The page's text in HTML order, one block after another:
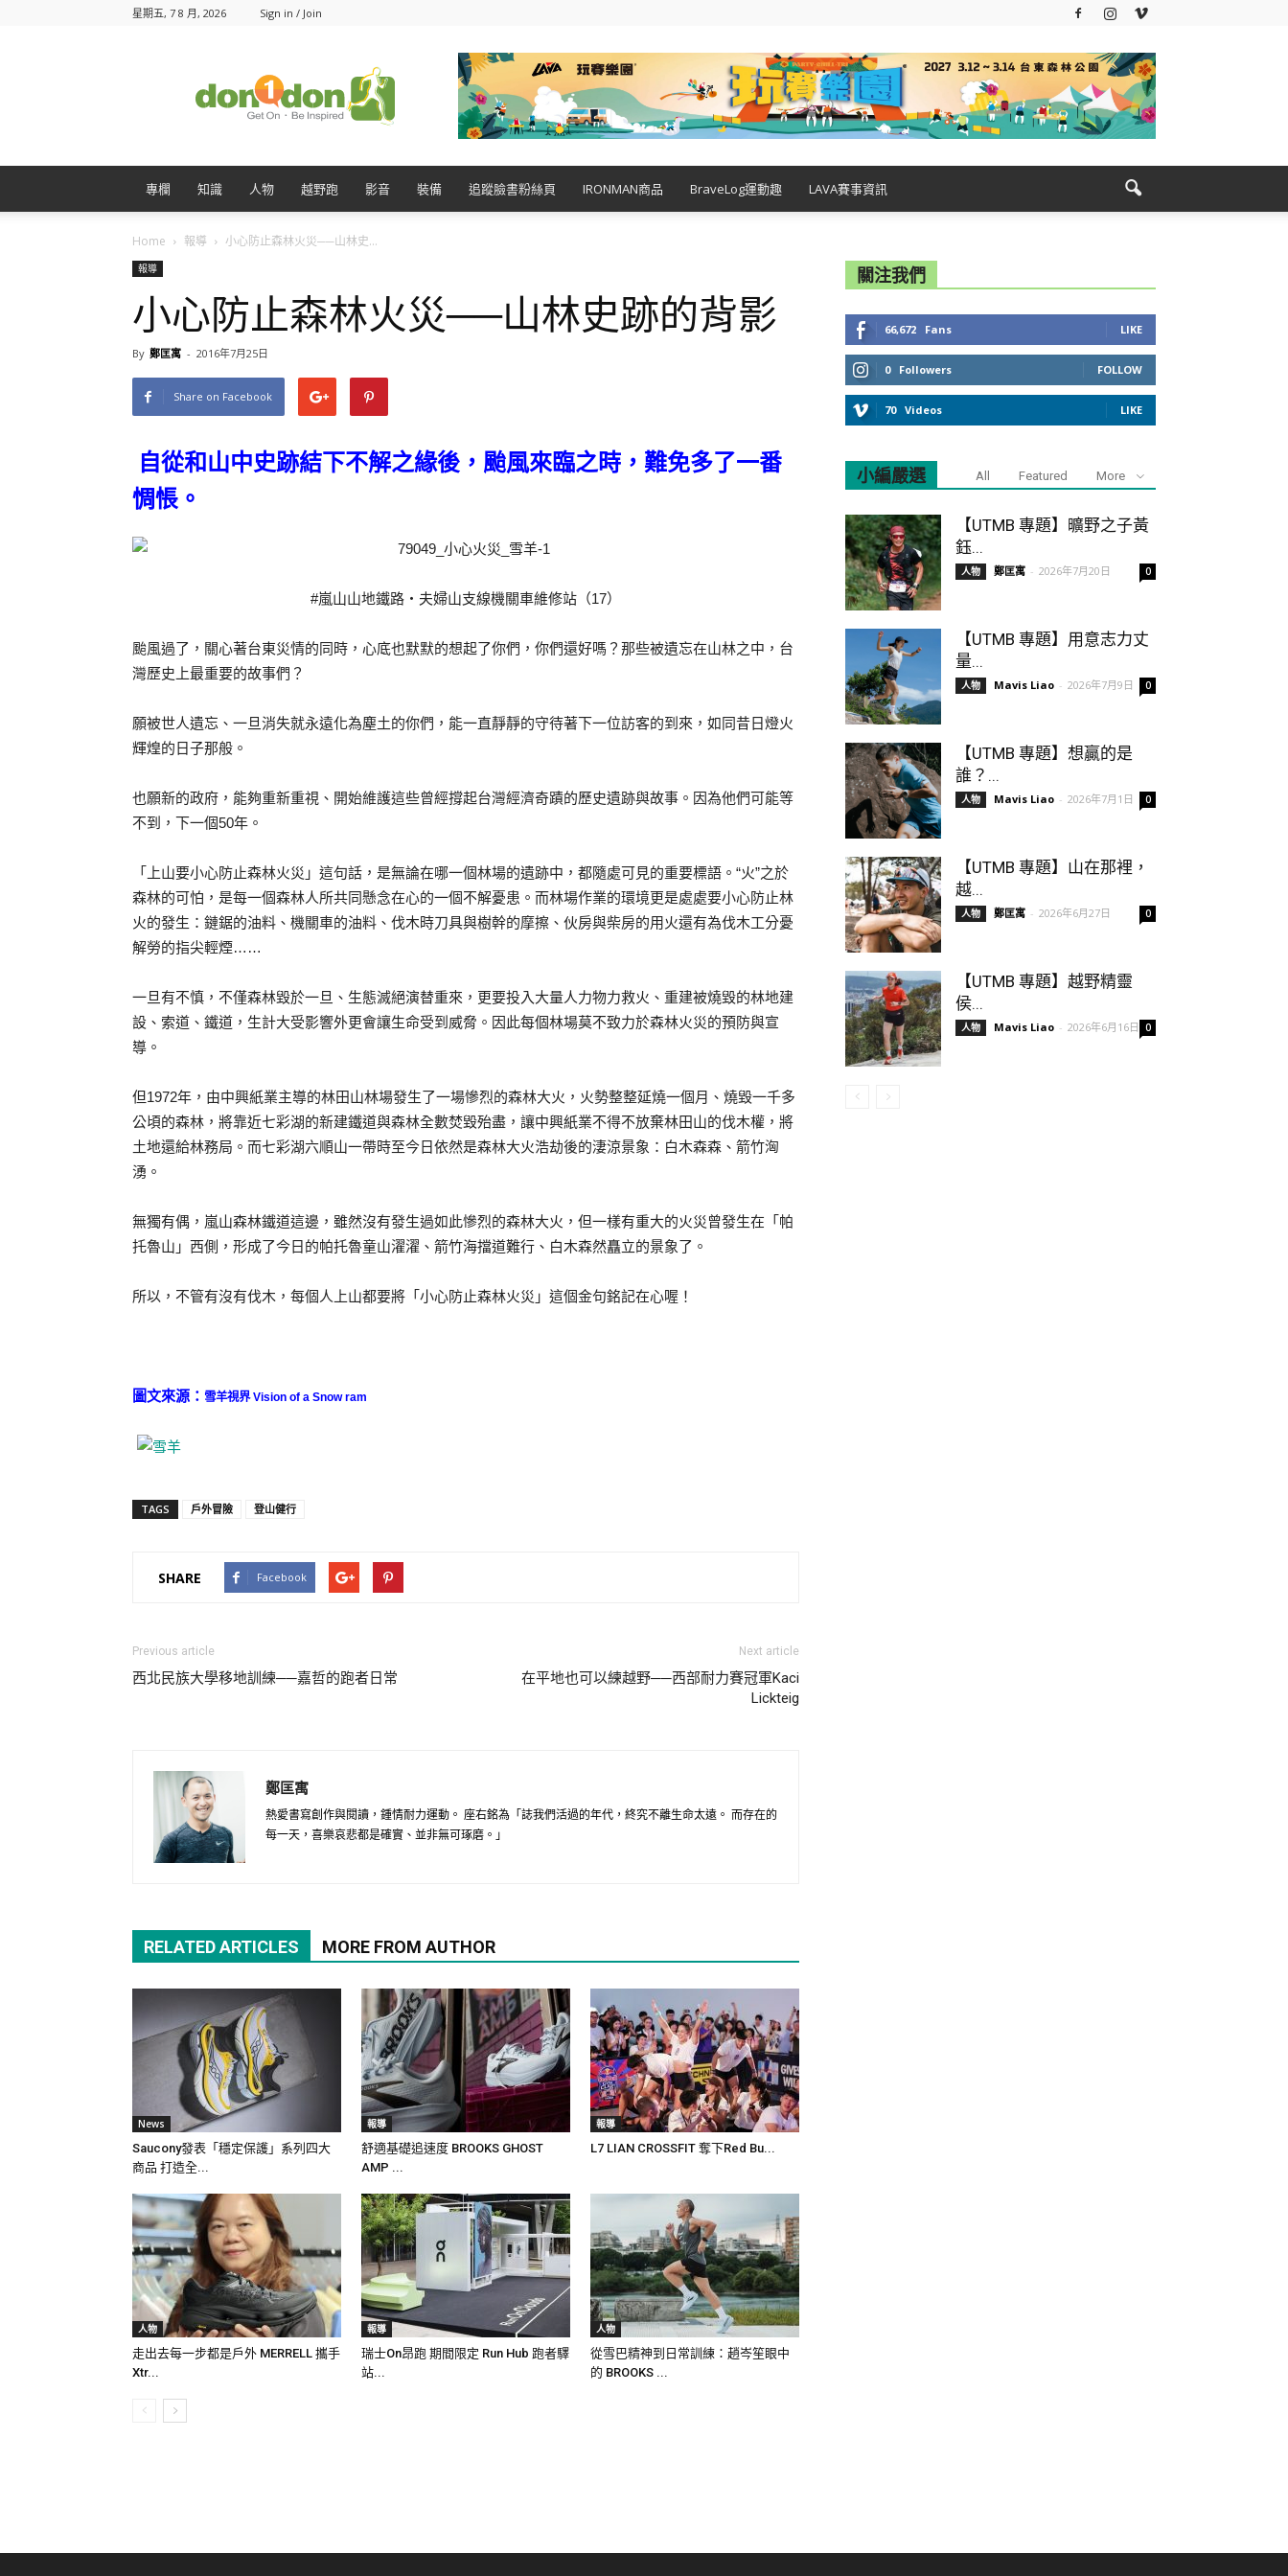
星期五, 7 8 月, 2026 Sign in / Join
專欄 知識 人物 越野跑 影音 裝備 追蹤臉書粉絲頁 IRONMAN商品 BraveLog運動趣 LAVA賽事資訊
Home 報導 小心防止森林火災──山林史...
報導
小心防止森林火災──山林史跡的背影
By 鄭匡寓 - 2016年7月25日
Share on Facebook
自從和山中史跡結下不解之緣後，颱風來臨之時，難免多了一番
惆悵。
‪#‎嵐山山地鐵路‬・夫婦山支線機關車維修站（17）
颱風過了，關心著台東災情的同時，心底也默默的想起了你們，你們還好嗎？那些被遺忘在山林之中，台
灣歷史上最重要的故事們？
願被世人遺忘、一旦消失就永遠化為塵土的你們，能一直靜靜的守待著下一位訪客的到來，如同昔日燈火
輝煌的日子那般。
也願新的政府，能夠重新重視、開始維護這些曾經撐起台灣經濟奇蹟的歷史遺跡與故事。因為他們可能等
不到，下一個50年。
「上山要小心防止森林火災」這句話，是無論在哪一個林場的遺跡中，都隨處可見的重要標語。“火”之於
森林的可怕，是每一個森林人所共同懸念在心的一個不解憂患。而林場作業的環境更是處處要小心防止林
火的發生：鏈鋸的油料、機關車的油料、伐木時刀具與樹幹的摩擦、伙房與柴房的用火還有為伐木工分憂
解勞的指尖輕煙……
一旦有不慎，不僅森林毀於一旦、生態滅絕演替重來，更要投入大量人力物力救火、重建被燒毀的林地建
設、索道、鐵道，生計大受影響外更會讓生命受到威脅。因此每個林場莫不致力於森林火災的預防與宣
導。
但1972年，由中興紙業主導的林田山林場發生了一場慘烈的森林大火，火勢整整延燒一個月、燒毀一千多
公頃的森林，將靠近七彩湖的新建鐵道與森林全數焚毀殆盡，讓中興紙業不得不放棄林田山的伐木權，將
土地還給林務局。而七彩湖六順山一帶時至今日依然是森林大火浩劫後的淒涼景象：白木森森、箭竹洶
湧。
無獨有偶，嵐山森林鐵道這邊，雖然沒有發生過如此慘烈的森林大火，但一樣有重大的火災曾發生在「帕
托魯山」西側，形成了今日的帕托魯童山濯濯、箭竹海擋道難行、白木森然矗立的景象了。
所以，不管有沒有伐木，每個人上山都要將「小心防止森林火災」這個金句銘記在心喔！
圖文來源： 雪羊視界 Vision of a Snow ram
TAGS 戶外冒險 登山健行
SHARE Facebook
Previous article
西北民族大學移地訓練‬──嘉哲的跑者日常
Next article
在平地也可以練越野──西部耐力賽冠軍Kaci
Lickteig
鄭匡寓
熱愛書寫創作與閱讀，鍾情耐力運動。 座右銘為「誌我們活過的年代，終究不離生命太遠。 而存在的
每一天，喜樂哀悲都是確實、並非無可琢磨。」
RELATED ARTICLES MORE FROM AUTHOR
News
Saucony發表「穩定保護」系列四大
商品 打造全...
報導
舒適基礎追速度 BROOKS GHOST
AMP ...
報導
L7 LIAN CROSSFIT 奪下Red Bu...
人物
走出去每一步都是戶外 MERRELL 攜手
Xtr...
報導
瑞士On昂跑 期間限定 Run Hub 跑者驛
站...
人物
從雪巴精神到日常訓練：趙岑笙眼中
的 BROOKS ...
關注我們
66,672 Fans LIKE
0 Followers FOLLOW
70 Videos LIKE
小編嚴選 All Featured More
【UTMB 專題】曠野之子黃
鈺...
人物 鄭匡寓 - 2026年7月20日 0
【UTMB 專題】用意志力丈
量...
人物 Mavis Liao - 2026年7月9日 0
【UTMB 專題】想贏的是
誰？...
人物 Mavis Liao - 2026年7月1日 0
【UTMB 專題】山在那裡，
越...
人物 鄭匡寓 - 2026年6月27日 0
【UTMB 專題】越野精靈
侯...
人物 Mavis Liao - 2026年6月16日 0